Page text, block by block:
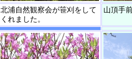
北浦自然観察会が笹刈をして
くれました。
山頂手